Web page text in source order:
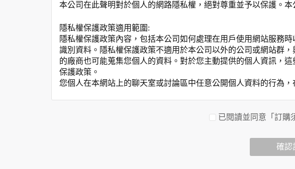
本公司在此聲明對於個人的網路隱私權，絕對尊重並予以保護。
隱私權保護政策適用範圍:
隱私權保護政策內容，包括本公司如何處理在用戶使用網站服務
識別資料。隱私權保護政策不適用於本公司以外的公司或網站群
的廠商也可能蒐集您個人的資料。對於您主動提供的個人資訊，
保護政策。
您個人在本網站上的聊天室或討論區中任意公開個人資料的行為
為了在本網站提供您最佳的互動性服務，可能會請您提供相關個人
於一般瀏覽時，伺服器會自行記錄相關行徑，包括您使用連線設
為提供精確的服務，我們會將收集的問卷調查內容進行統計與分
已閱讀並同意「訂購
確認